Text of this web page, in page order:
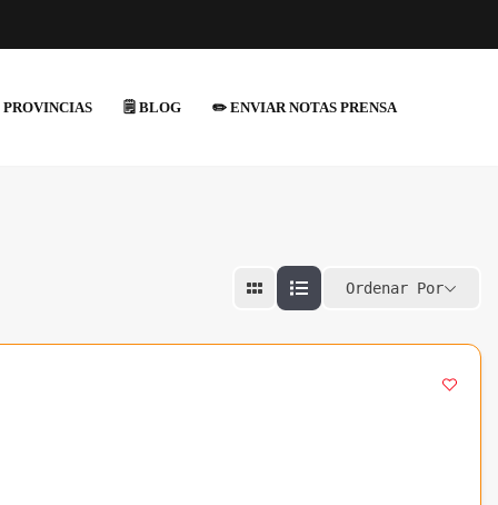
PROVINCIAS 🗒️ BLOG ✏️ ENVIAR NOTAS PRENSA
Ordenar Por